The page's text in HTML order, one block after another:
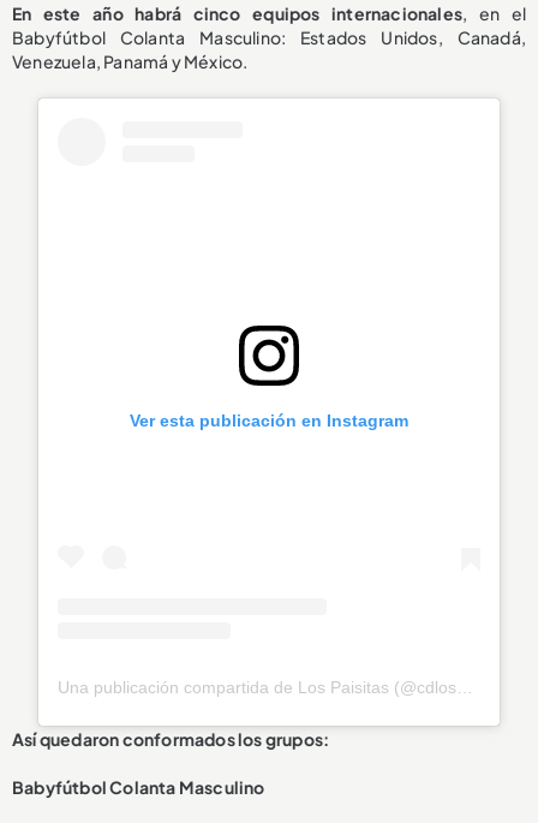
En este año habrá cinco equipos internacionales , en el
Babyfútbol Colanta Masculino: Estados Unidos, Canadá,
Venezuela, Panamá y México.
Ver esta publicación en Instagram
Una publicación compartida de Los Paisitas (@cdlospaisitas)
Así quedaron conformados los grupos:
Babyfútbol Colanta Masculino